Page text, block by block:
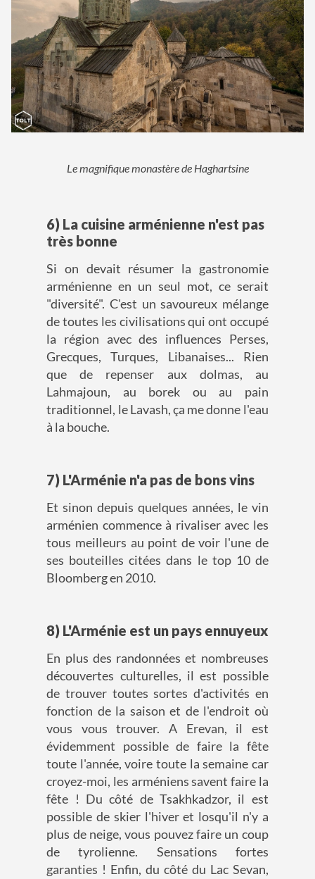
Le magnifique monastère de Haghartsine
6) La cuisine arménienne n'est pas
très bonne
Si on devait résumer la gastronomie
arménienne en un seul mot, ce serait
"diversité". C'est un savoureux mélange
de toutes les civilisations qui ont occupé
la région avec des influences Perses,
Grecques, Turques, Libanaises... Rien
que de repenser aux dolmas, au
Lahmajoun, au borek ou au pain
traditionnel, le Lavash, ça me donne l'eau
à la bouche.
7) L'Arménie n'a pas de bons vins
Et sinon depuis quelques années, le vin
arménien commence à rivaliser avec les
tous meilleurs au point de voir l'une de
ses bouteilles citées dans le top 10 de
Bloomberg en 2010.
8) L'Arménie est un pays ennuyeux
En plus des randonnées et nombreuses
découvertes culturelles, il est possible
de trouver toutes sortes d'activités en
fonction de la saison et de l'endroit où
vous vous trouver. A Erevan, il est
évidemment possible de faire la fête
toute l'année, voire toute la semaine car
croyez-moi, les arméniens savent faire la
fête ! Du côté de Tsakhkadzor, il est
possible de skier l'hiver et losqu'il n'y a
plus de neige, vous pouvez faire un coup
de tyrolienne. Sensations fortes
garanties ! Enfin, du côté du Lac Sevan,